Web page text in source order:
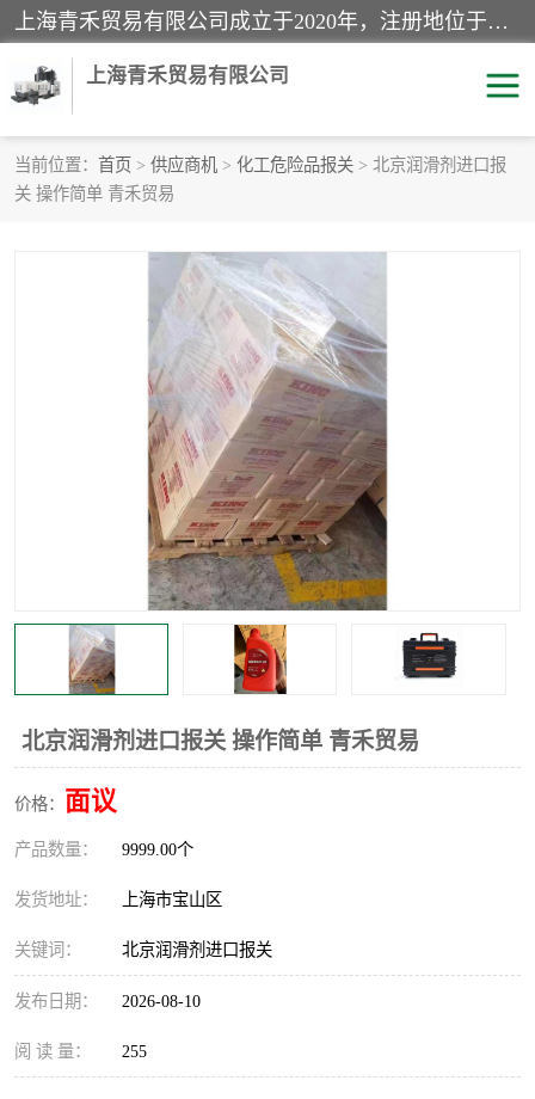
上海青禾贸易有限公司成立于2020年，注册地位于上海市宝山区。经营范围包括：机械设备、五金制品、劳防用品、电子产品、塑胶制品、家具、模具、纺织品、仪器仪表、建筑材料、装饰材料、化工产品、金属制品、机车配件等货物进出口报关、清关服务。
上海青禾贸易有限公司
当前位置： 首页 > 供应商机 > 化工危险品报关 > 北京润滑剂进口报
关 操作简单 青禾贸易
北京润滑剂进口报关 操作简单 青禾贸易
价格： 面议
产品数量： 9999.00个
发货地址： 上海市宝山区
关键词： 北京润滑剂进口报关
发布日期： 2026-08-10
阅 读 量： 255
酒类饮料报关
进口杂货清关
家用电器报关 机床进口清关
国际灯具清关